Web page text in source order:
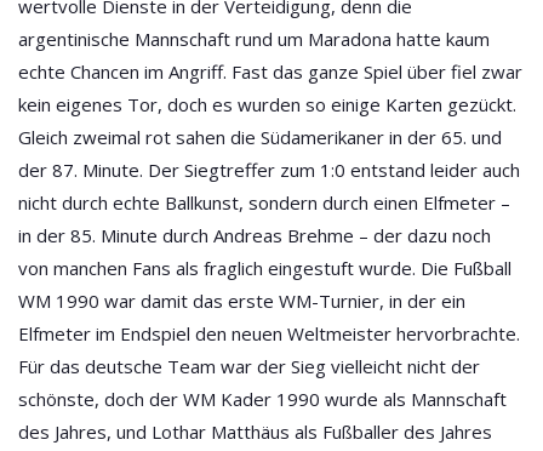
wertvolle Dienste in der Verteidigung, denn die
argentinische Mannschaft rund um Maradona hatte kaum
echte Chancen im Angriff. Fast das ganze Spiel über fiel zwar
kein eigenes Tor, doch es wurden so einige Karten gezückt.
Gleich zweimal rot sahen die Südamerikaner in der 65. und
der 87. Minute. Der Siegtreffer zum 1:0 entstand leider auch
nicht durch echte Ballkunst, sondern durch einen Elfmeter –
in der 85. Minute durch Andreas Brehme – der dazu noch
von manchen Fans als fraglich eingestuft wurde. Die Fußball
WM 1990 war damit das erste WM-Turnier, in der ein
Elfmeter im Endspiel den neuen Weltmeister hervorbrachte.
Für das deutsche Team war der Sieg vielleicht nicht der
schönste, doch der WM Kader 1990 wurde als Mannschaft
des Jahres, und Lothar Matthäus als Fußballer des Jahres